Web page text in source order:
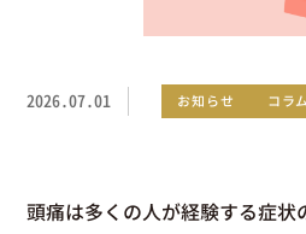
2026.07.01 お知らせ コラ
頭痛は多くの人が経験する症状